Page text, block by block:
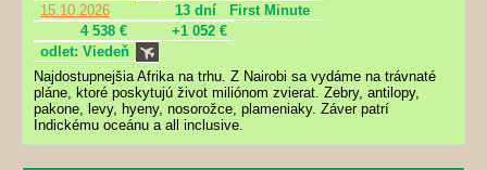
15.10.2026
13 dní
First Minute
4 538 €
+1 052 €
odlet: Viedeň
Najdostupnejšia Afrika na trhu. Z Nairobi sa vydáme na trávnaté
pláne, ktoré poskytujú život miliónom zvierat. Zebry, antilopy,
pakone, levy, hyeny, nosorožce, plameniaky. Záver patrí
Indickému oceánu a all inclusive.